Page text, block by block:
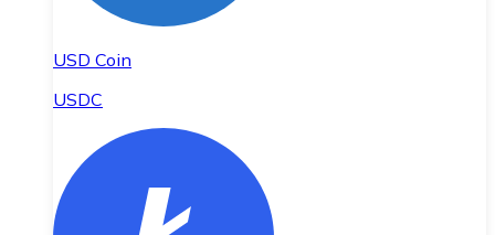
USD Coin
USDC